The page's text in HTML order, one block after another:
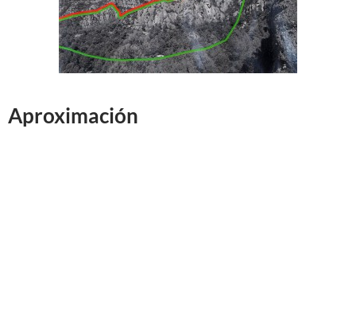
Aproximación